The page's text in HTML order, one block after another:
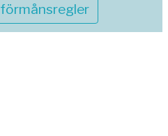
förmånsregler